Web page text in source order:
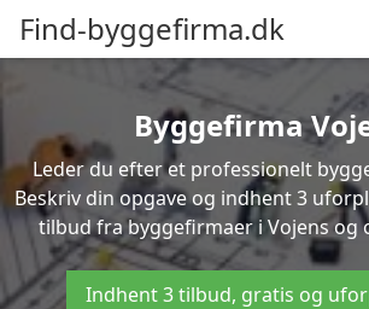
Find-byggefirma.dk
Byggefirma
Leder du efter et professionelt
Beskriv din opgave og indhent 3
tilbud fra byggefirmaer i Vojens og
Indhent 3 tilbud, gratis og